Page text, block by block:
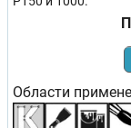
Области